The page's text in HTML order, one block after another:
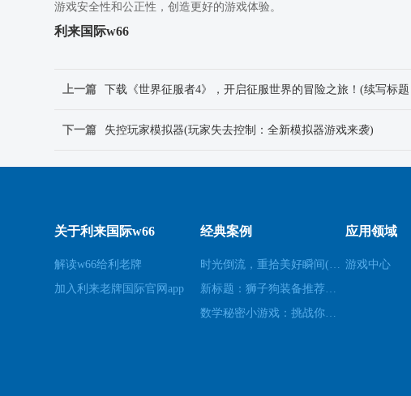
游戏安全性和公正性，创造更好的游戏体验。
利来国际w66
上一篇 下载《世界征服者4》，开启征服世界的冒险之旅！(续写标
下一篇 失控玩家模拟器(玩家失去控制：全新模拟器游戏来袭)
关于利来国际w66
解读w66给利老牌
加入利来老牌国际官网app
经典案例
时光倒流，重拾美好瞬间(原标题：时光倒流，重拾美好瞬间新标题：重温过去，再次感受美好)
新标题：狮子狗装备推荐，让你成为无敌战士！(狮子狗装备推荐——打造无敌战士！)
数学秘密小游戏：挑战你的数学技能(挑战数学技能的密令：解开数学秘密小游戏的谜题)
应用领域
游戏中心